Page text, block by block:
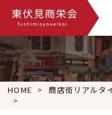
HOME
商店街リアルタ
釣り友さんより。本